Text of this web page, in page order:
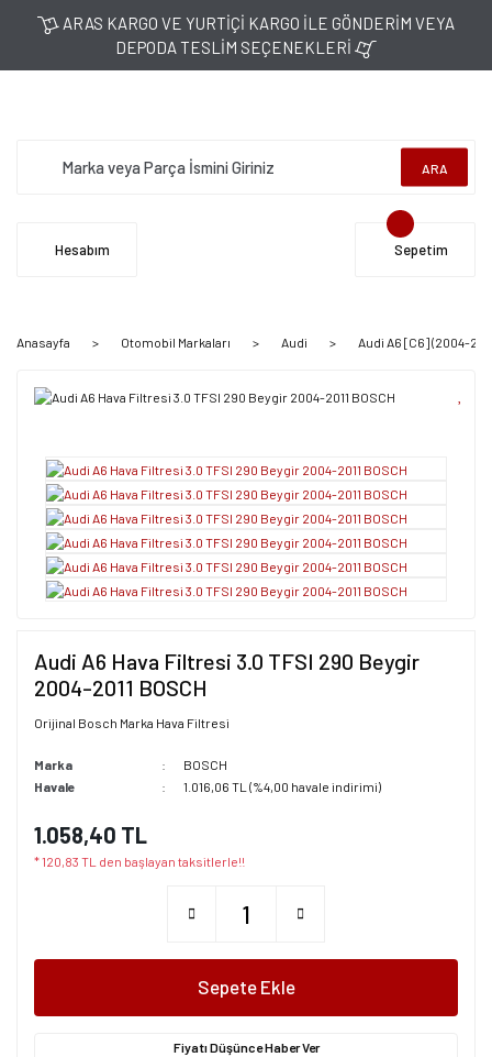
ARAS KARGO VE YURTİÇİ KARGO İLE GÖNDERİM VEYA
DEPODA TESLİM SEÇENEKLERİ
ARA
Hesabım Sepetim
Anasayfa Otomobil Markaları Audi Audi A6 [C6] (2004-
Audi A6 Hava Filtresi 3.0 TFSI 290 Beygir
2004-2011 BOSCH
Orijinal Bosch Marka Hava Filtresi
Marka
BOSCH
Havale
1.016,06 TL (%4,00 havale indirimi)
1.058,40 TL
* 120,83 TL den başlayan taksitlerle!!
Sepete Ekle
Fiyatı Düşünce Haber Ver